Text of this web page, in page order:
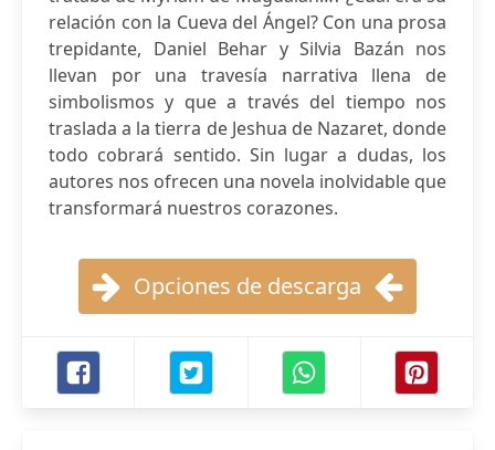
relación con la Cueva del Ángel? Con una prosa
trepidante, Daniel Behar y Silvia Bazán nos
llevan por una travesía narrativa llena de
simbolismos y que a través del tiempo nos
traslada a la tierra de Jeshua de Nazaret, donde
todo cobrará sentido. Sin lugar a dudas, los
autores nos ofrecen una novela inolvidable que
transformará nuestros corazones.
Opciones de descarga